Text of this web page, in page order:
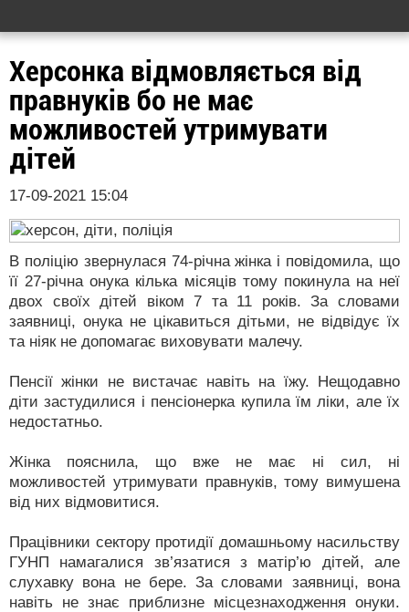
Херсонка відмовляється від
правнуків бо не має
можливостей утримувати
дітей
17-09-2021 15:04
В поліцію звернулася 74-річна жінка і повідомила, що
її 27-річна онука кілька місяців тому покинула на неї
двох своїх дітей віком 7 та 11 років. За словами
заявниці, онука не цікавиться дітьми, не відвідує їх
та ніяк не допомагає виховувати малечу.
Пенсії жінки не вистачає навіть на їжу. Нещодавно
діти застудилися і пенсіонерка купила їм ліки, але їх
недостатньо.
Жінка пояснила, що вже не має ні сил, ні
можливостей утримувати правнуків, тому вимушена
від них відмовитися.
Працівники сектору протидії домашньому насильству
ГУНП намагалися зв’язатися з матір’ю дітей, але
слухавку вона не бере. За словами заявниці, вона
навіть не знає приблизне місцезнаходження онуки.